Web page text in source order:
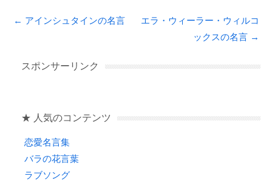
c
e
o
k
er
e
e
n
Post navigation
← アインシュタインの名言
エラ・ウィーラー・ウィルコ
ックスの名言 →
スポンサーリンク
★ 人気のコンテンツ
恋愛名言集
バラの花言葉
ラブソング